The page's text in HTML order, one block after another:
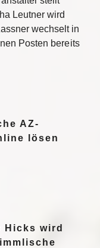
Leutner wird
wechselt in
Posten bereits
AZ-
lösen
Hicks wird